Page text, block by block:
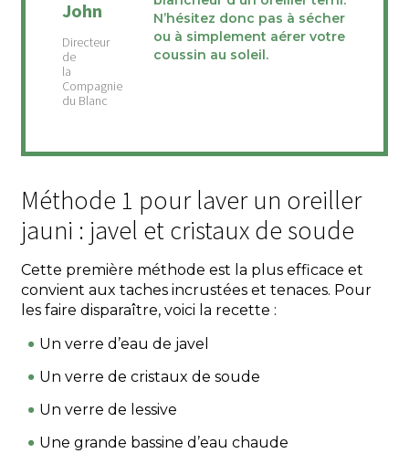
John
N’hésitez donc pas à sécher
ou à simplement aérer votre
coussin au soleil.
Méthode 1 pour laver un oreiller
jauni : javel et cristaux de soude
Cette première méthode est la plus efficace et
convient aux taches incrustées et tenaces. Pour
les faire disparaître, voici la recette :
Un verre d’eau de javel
Un verre de cristaux de soude
Un verre de lessive
Une grande bassine d’eau chaude